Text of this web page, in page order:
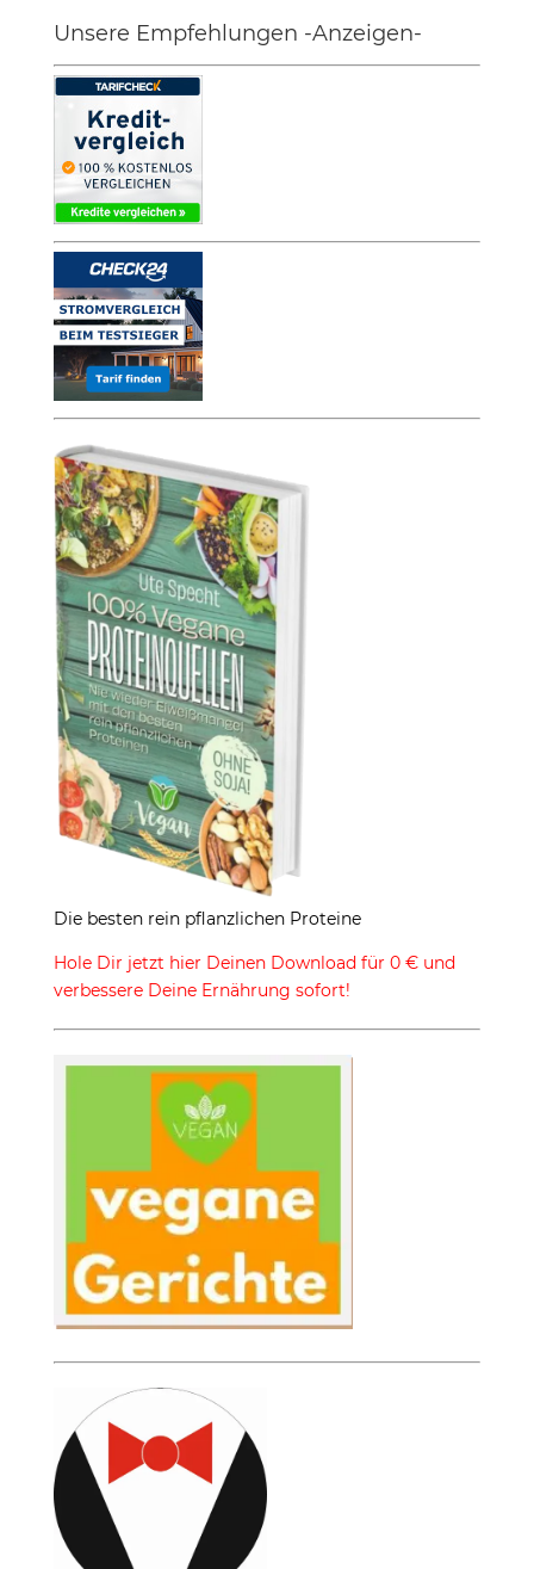
Unsere Empfehlungen -Anzeigen-
Die besten rein pflanzlichen Proteine
Hole Dir jetzt hier Deinen Download für 0 € und
verbessere Deine Ernährung sofort!